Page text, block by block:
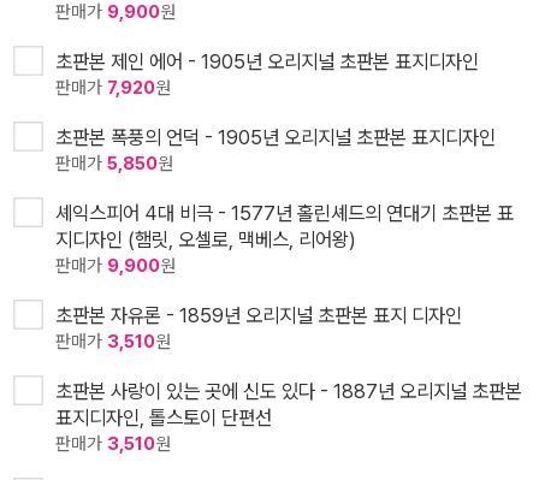
판매가 9,900원
초판본 제인 에어 - 1905년 오리지널 초판본 표지디자인
판매가 7,920원
초판본 폭풍의 언덕 - 1905년 오리지널 초판본 표지디자인
판매가 5,850원
셰익스피어 4대 비극 - 1577년 홀린셰드의 연대기 초판본 표
지디자인 (햄릿, 오셀로, 맥베스, 리어왕)
판매가 9,900원
초판본 자유론 - 1859년 오리지널 초판본 표지 디자인
판매가 3,510원
초판본 사랑이 있는 곳에 신도 있다 - 1887년 오리지널 초판본
표지디자인, 톨스토이 단편선
판매가 3,510원